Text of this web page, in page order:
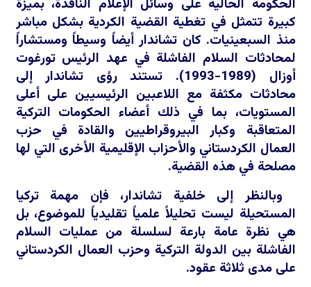
الحكومة الحالية على وسائل الإعلام الناقدة، بميزة
كبيرة تتمثل في تغطية القضية الكردية بشكل مباشر
منذ السبعينيات. كان تشاندار أيضاً وسيطاً ومستشاراً
لمحادثات السلام الفاشلة في عهد الرئيس تورغوت
أوزال (1989-1993). تستند رؤى تشاندار إلى
محادثات مكثفة مع اللاعبين الرئيسيين على أعلى
المستويات، بما في ذلك أعضاء الحكومات التركية
المتعاقبة وكبار البيروقراطيين والقادة في حزب
العمال الكردستاني والأحزاب الإقليمية الأخرى التي لها
مصلحة في هذه القضية.
وبالنظر إلى خلفية تشاندار، فإن مهمة تركيا
المستحيلة ليست تحليلاً علمياً تقليدياً للموضوع، بل
هي نظرة عامة بارعة لسلسلة من عمليات السلام
الفاشلة بين الدولة التركية وحزب العمال الكردستاني
على مدى ثلاثة عقود.